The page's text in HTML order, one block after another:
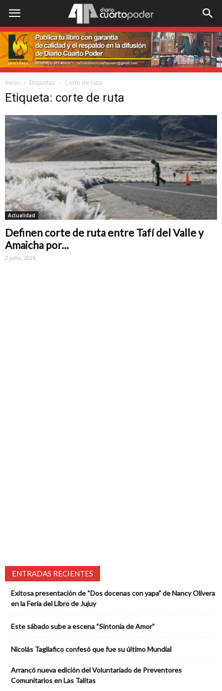
Inicio Etiquetas Corte de ruta
Etiqueta: corte de ruta
Actualidad
Definen corte de ruta entre Tafí del Valle y
Amaicha por...
2 julio, 2026
ENTRADAS RECIENTES
Exitosa presentación de “Dos docenas con yapa” de Nancy Olivera
en la Feria del Libro de Jujuy
Este sábado sube a escena “Sintonía de Amor”
Nicolás Tagliafico confesó que fue su último Mundial
Arrancó nueva edición del Voluntariado de Preventores
Comunitarios en Las Talitas